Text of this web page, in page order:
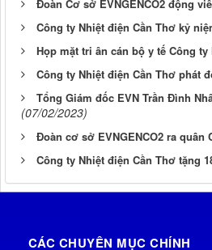
Đoàn Cơ sở EVNGENCO2 động
Công ty Nhiệt điện Cần Thơ kỷ
Họp mặt tri ân cán bộ y tế Công
Công ty Nhiệt điện Cần Thơ phát
Tổng Giám đốc EVN Trần Đình
(07/02/2023)
Đoàn cơ sở EVNGENCO2 ra
Công ty Nhiệt điện Cần Thơ tặng
CÁC CHUYÊN MỤC CHÍNH